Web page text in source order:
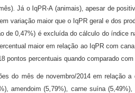
Já o IqPR-A (animais), apesar de
variação maior que o IqPR geral e dos
de 0,47%) é excluída do cálculo do índice
maior em relação ao IqPR com
pontos percentuais quando comparado com
do mês de novembro/2014 em relação a
amendoim (5,79%), carne suína